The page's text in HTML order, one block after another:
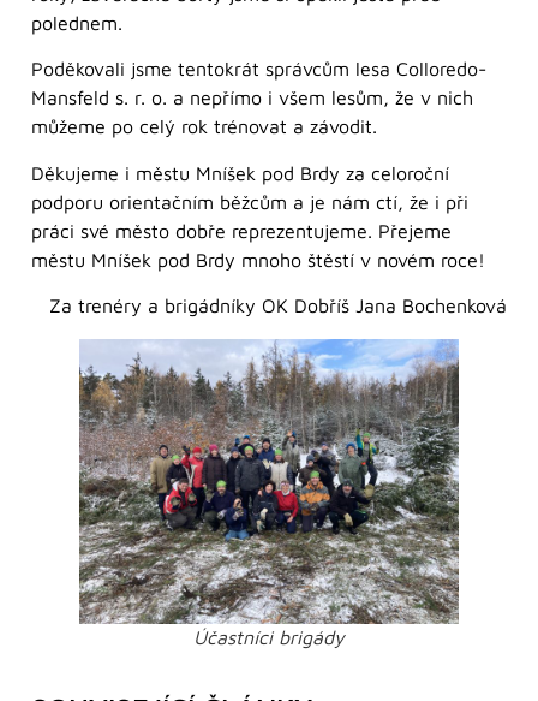
polednem.
Poděkovali jsme tentokrát správcům lesa Colloredo-
Mansfeld s. r. o. a nepřímo i všem lesům, že v nich
můžeme po celý rok trénovat a závodit.
Děkujeme i městu Mníšek pod Brdy za celoroční
podporu orientačním běžcům a je nám ctí, že i při
práci své město dobře reprezentujeme. Přejeme
městu Mníšek pod Brdy mnoho štěstí v novém roce!
Za trenéry a brigádníky OK Dobříš Jana Bochenková
Účastníci brigády